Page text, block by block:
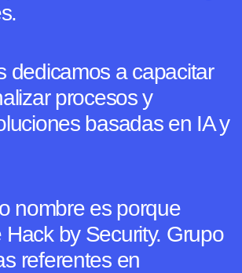
dedicamos a capacitar
procesos y
basadas en IA y
nombre es porque
Hack by Security. Grupo
referentes en